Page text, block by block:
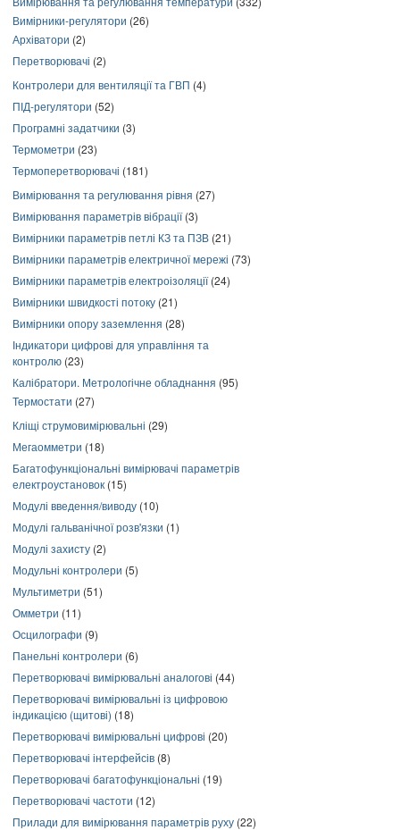
Вимірники-регулятори (26)
Архіватори (2)
Перетворювачі (2)
Контролери для вентиляції та ГВП (4)
ПІД-регулятори (52)
Програмні задатчики (3)
Термометри (23)
Термоперетворювачі (181)
Вимірювання та регулювання рівня (27)
Вимірювання параметрів вібрації(3)
Вимірники параметрів петлі КЗ та ПЗВ (21)
Вимірники параметрів електричної мережі (73)
Вимірники параметрів електроізоляції(24)
Вимірники швидкості потоку (21)
Вимірники опору заземлення (28)
Індикатори цифрові для управління та
контролю (23)
Калібратори. Метрологічне обладнання (95)
Термостати (27)
Кліщі струмовимірювальні (29)
Мегаомметри (18)
Багатофункціональні вимірювачі параметрів
електроустановок (15)
Модулі введення/виводу (10)
Модулі гальванічної розв'язки (1)
Модулі захисту (2)
Модульні контролери (5)
Мультиметри (51)
Омметри (11)
Осцилографи (9)
Панельні контролери (6)
Перетворювачі вимірювальні аналогові (44)
Перетворювачі вимірювальні із цифровою
індикацією (щитові) (18)
Перетворювачі вимірювальні цифрові (20)
Перетворювачі інтерфейсів (8)
Перетворювачі багатофункціональні (19)
Перетворювачі частоти (12)
Прилади для вимірювання параметрів руху (22)